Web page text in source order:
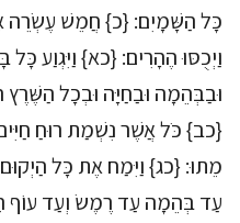
כָּל הַשָּׁמָיִם: {כ} חֲמֵשׁ עֶשְׂרֵה
וַיְכֻסּוּ הֶהָרִים: {כא} וַיִּגְוַע
וּבַבְּהֵמָה וּבַחַיָּה וּבְכָל
{כב} כֹּל אֲשֶׁר נִשְׁמַת רוּחַ
מֵתוּ: {כג} וַיִּמַח אֶת כָּל
עַד בְּהֵמָה עַד רֶמֶשׂ וְעַד עוֹף